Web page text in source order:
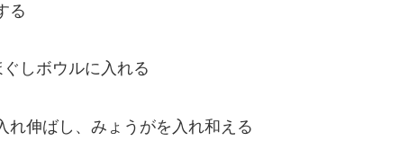
る
しボウルに入れる
伸ばし、みょうがを入れ和える